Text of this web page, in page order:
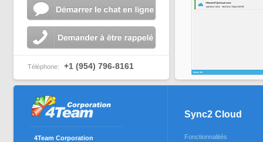
Téléphone: +1 (954) 796-8161
4Team Corporation
Sync2 Cloud
Fonctionnalités